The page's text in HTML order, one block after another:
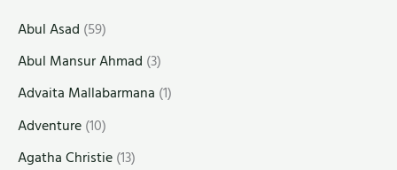
Abul Asad (59)
Abul Mansur Ahmad (3)
Advaita Mallabarmana (1)
Adventure(10)
Agatha Christie(13)